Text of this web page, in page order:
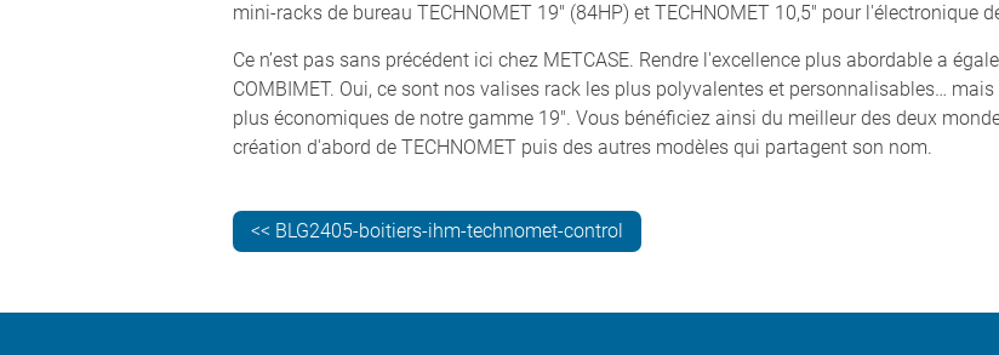
mini-racks de bureau TECHNOMET 19" (84HP) et TECHNOMET 10,5" pour l'électronique
Ce n’est pas sans précédent ici chez METCASE. Rendre l'excellence plus abordable a
COMBIMET. Oui, ce sont nos valises rack les plus polyvalentes et personnalisables…
plus économiques de notre gamme 19". Vous bénéficiez ainsi du meilleur des deux
création d'abord de TECHNOMET puis des autres modèles qui partagent son nom.
<< BLG2405-boitiers-ihm-technomet-control